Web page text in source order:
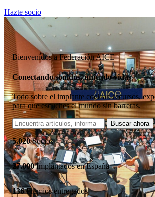
Hazte socio
Bienvenidos a Federación AICE
Conectando sonidos, uniendo vidas
Todo sobre el implante coclear: recursos,
para que escuches el mundo sin barreras.
5.020Socios
27.000Implantados en España
136Premios entregados